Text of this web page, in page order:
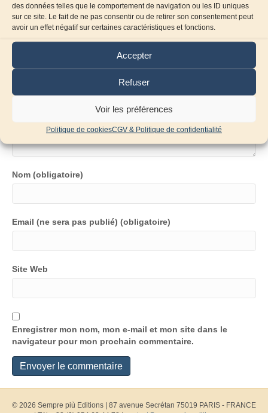
des données telles que le comportement de navigation ou les ID uniques
sur ce site. Le fait de ne pas consentir ou de retirer son consentement peut
avoir un effet négatif sur certaines caractéristiques et fonctions.
Accepter
Refuser
Voir les préférences
Politique de cookiesCGV & Politique de confidentialité
Laissez un commentaire
Commentaire
Nom (obligatoire)
Email (ne sera pas publié) (obligatoire)
Site Web
Enregistrer mon nom, mon e-mail et mon site dans le
navigateur pour mon prochain commentaire.
© 2026 Sempre più Editions
87 avenue Secrétan 75019 PARIS - FRANCE